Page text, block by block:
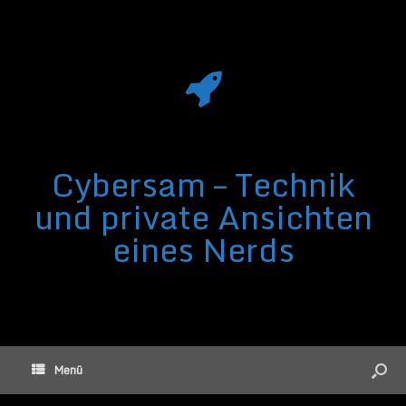
Cybersam – Technik
und private Ansichten
eines Nerds
Menü